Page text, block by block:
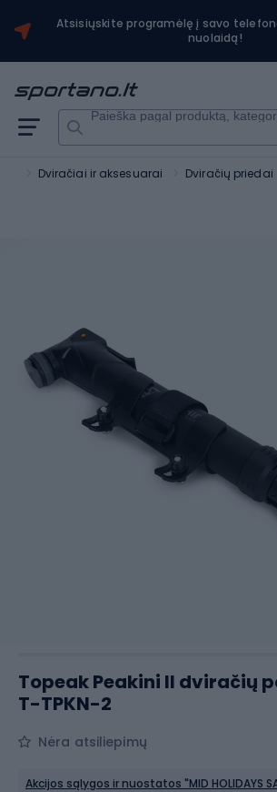
Atsisiųskite programėlę į savo
nuolaidą!
Paieška pagal produktą,
Dviračiai ir aksesuarai Dviračių priedai
Topeak Peakini II dviračių
T-TPKN-2
Nėra atsiliepimų
Akcijos sąlygos ir nuostatos "MID HOLIDAYS